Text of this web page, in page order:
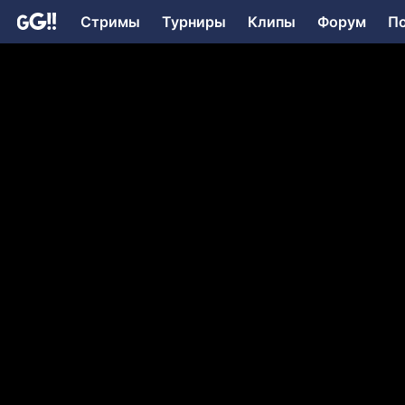
Стримы Турниры Клипы Форум